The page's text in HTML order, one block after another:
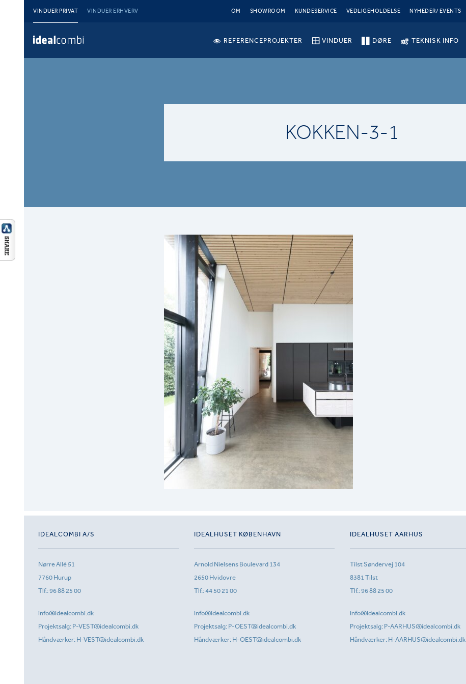
VINDUER PRIVAT VINDUER ERHVERV OM SHOWROOM KUNDESERVICE VEDLIGEHOLDELSE NYHEDER/ EVENTS
REFERENCEPROJEKTER VINDUER DØRE TEKNISK INFO
KOKKEN-3-1
IDEALCOMBI A/S
Nørre Allé 51
7760 Hurup
Tlf.:96 88 25 00
info@idealcombi.dk
Projektsalg: P-VEST@idealcombi.dk
Håndværker: H-VEST@idealcombi.dk
IDEALHUSET KØBENHAVN
Arnold Nielsens Boulevard 134
2650 Hvidovre
Tlf.:44 50 21 00
info@idealcombi.dk
Projektsalg: P-OEST@idealcombi.dk
Håndværker: H-OEST@idealcombi.dk
IDEALHUSET AARHUS
Tilst Søndervej 104
8381 Tilst
Tlf.:96 88 25 00
info@idealcombi.dk
Projektsalg: P-AARHUS@idealcombi.dk
Håndværker: H-AARHUS@idealcombi.dk